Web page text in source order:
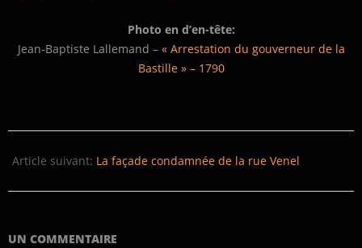
Photo en d’en-tête:
Jean-Baptiste Lallemand – « Arrestation du gouverneur de la
Bastille » – 1790
11-
Article suivant: La façade condamnée de la rue Venel
UN COMMENTAIRE